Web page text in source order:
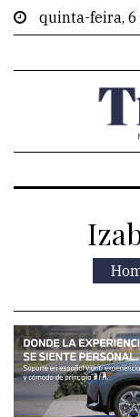
quinta-feira, 6